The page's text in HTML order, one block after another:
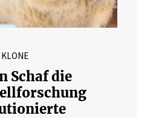
KLONE
Schaf die